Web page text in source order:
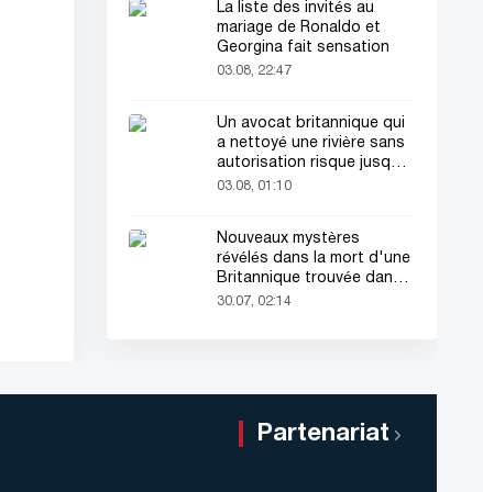
La liste des invités au
mariage de Ronaldo et
Georgina fait sensation
03.08, 22:47
Un avocat britannique qui
a nettoyé une rivière sans
autorisation risque jusqu'à
2 ans de prison
03.08, 01:10
Nouveaux mystères
révélés dans la mort d'une
Britannique trouvée dans
une valise
30.07, 02:14
Partenariat